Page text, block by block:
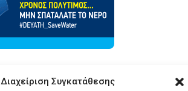
Διαχείριση Συγκατάθεσης